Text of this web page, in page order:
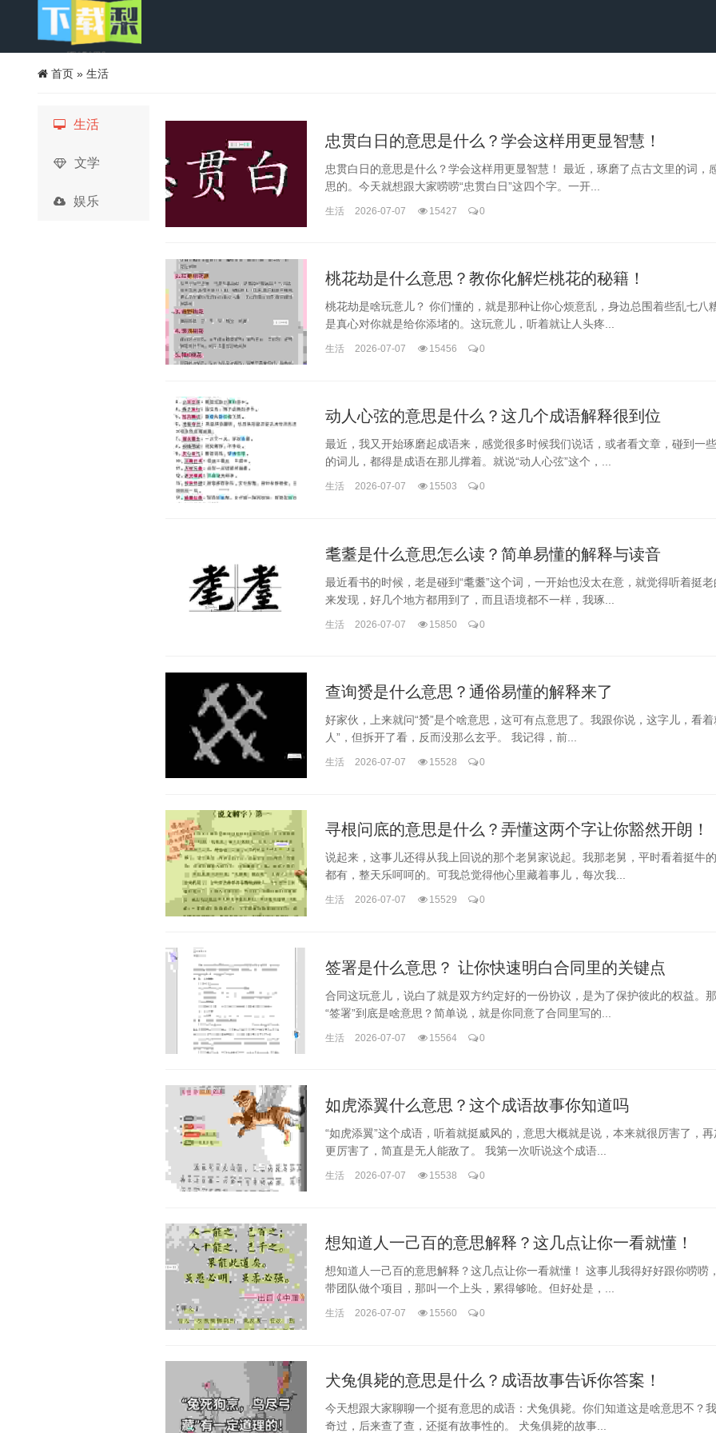
首页 » 生活
生活
文学
娱乐
忠贯白日的意思是什么？学会这样用更显智慧！
忠贯白日的意思是什么？学会这样用更显智慧！ 最近，琢磨了点古文里的词，
思的。今天就想跟大家唠唠“忠贯白日”这四个字。一开...
生活 2026-07-07 15427 0
桃花劫是什么意思？教你化解烂桃花的秘籍！
桃花劫是啥玩意儿？ 你们懂的，就是那种让你心烦意乱，身边总围着些乱七八
是真心对你就是给你添堵的。这玩意儿，听着就让人头疼...
生活 2026-07-07 15456 0
动人心弦的意思是什么？这几个成语解释很到位
最近，我又开始琢磨起成语来，感觉很多时候我们说话，或者看文章，碰到一
的词儿，都得是成语在那儿撑着。就说“动人心弦”这个，...
生活 2026-07-07 15503 0
耄耋是什么意思怎么读？简单易懂的解释与读音
最近看书的时候，老是碰到“耄耋”这个词，一开始也没太在意，就觉得听着挺
来发现，好几个地方都用到了，而且语境都不一样，我琢...
生活 2026-07-07 15850 0
查询赟是什么意思？通俗易懂的解释来了
好家伙，上来就问“赟”是个啥意思，这可有点意思了。我跟你说，这字儿，看着
人”，但拆开了看，反而没那么玄乎。 我记得，前...
生活 2026-07-07 15528 0
寻根问底的意思是什么？弄懂这两个字让你豁然开朗！
说起来，这事儿还得从我上回说的那个老舅家说起。我那老舅，平时看着挺牛
都有，整天乐呵呵的。可我总觉得他心里藏着事儿，每次我...
生活 2026-07-07 15529 0
签署是什么意思？ 让你快速明白合同里的关键点
合同这玩意儿，说白了就是双方约定好的一份协议，是为了保护彼此的权益。
“签署”到底是啥意思？简单说，就是你同意了合同里写的...
生活 2026-07-07 15564 0
如虎添翼什么意思？这个成语故事你知道吗
“如虎添翼”这个成语，听着就挺威风的，意思大概就是说，本来就很厉害了，
更厉害了，简直是无人能敌了。 我第一次听说这个成语...
生活 2026-07-07 15538 0
想知道人一己百的意思解释？这几点让你一看就懂！
想知道人一己百的意思解释？这几点让你一看就懂！ 这事儿我得好好跟你唠唠
带团队做个项目，那叫一个上头，累得够呛。但好处是，...
生活 2026-07-07 15560 0
犬兔俱毙的意思是什么？成语故事告诉你答案！
今天想跟大家聊聊一个挺有意思的成语：犬兔俱毙。你们知道这是啥意思不？
奇过，后来查了查，还挺有故事性的。 犬兔俱毙的故事...